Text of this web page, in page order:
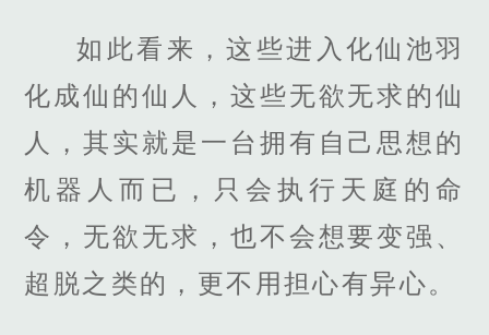
如此看来，这些进入化仙池羽
化成仙的仙人，这些无欲无求的仙
人，其实就是一台拥有自己思想的
机器人而已，只会执行天庭的命
令，无欲无求，也不会想要变强、
超脱之类的，更不用担心有异心。